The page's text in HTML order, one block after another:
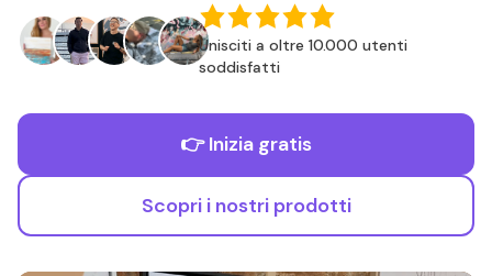
Unisciti a oltre 10.000 utenti
soddisfatti
👉 Inizia gratis
Scopri i nostri prodotti